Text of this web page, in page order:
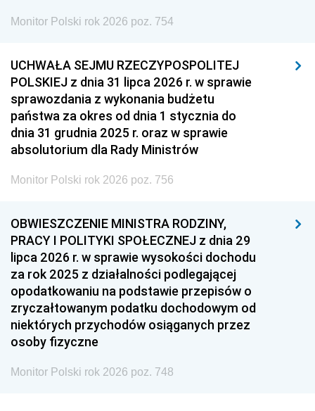
Monitor Polski rok 2026 poz. 754
UCHWAŁA SEJMU RZECZYPOSPOLITEJ
POLSKIEJ z dnia 31 lipca 2026 r. w sprawie
sprawozdania z wykonania budżetu
państwa za okres od dnia 1 stycznia do
dnia 31 grudnia 2025 r. oraz w sprawie
absolutorium dla Rady Ministrów
Monitor Polski rok 2026 poz. 756
OBWIESZCZENIE MINISTRA RODZINY,
PRACY I POLITYKI SPOŁECZNEJ z dnia 29
lipca 2026 r. w sprawie wysokości dochodu
za rok 2025 z działalności podlegającej
opodatkowaniu na podstawie przepisów o
zryczałtowanym podatku dochodowym od
niektórych przychodów osiąganych przez
osoby fizyczne
Monitor Polski rok 2026 poz. 748